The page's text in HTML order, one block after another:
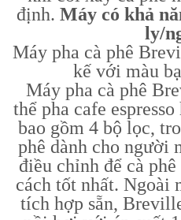
định. Máy có khả
ly/
Máy pha cà phê
kế với màu
Máy pha cà phê
thể pha cafe
bao gồm 4 bộ lọc,
phê dành cho người
điều chỉnh để cà
cách tốt nhất. Ngoài
tích hợp sẵn,